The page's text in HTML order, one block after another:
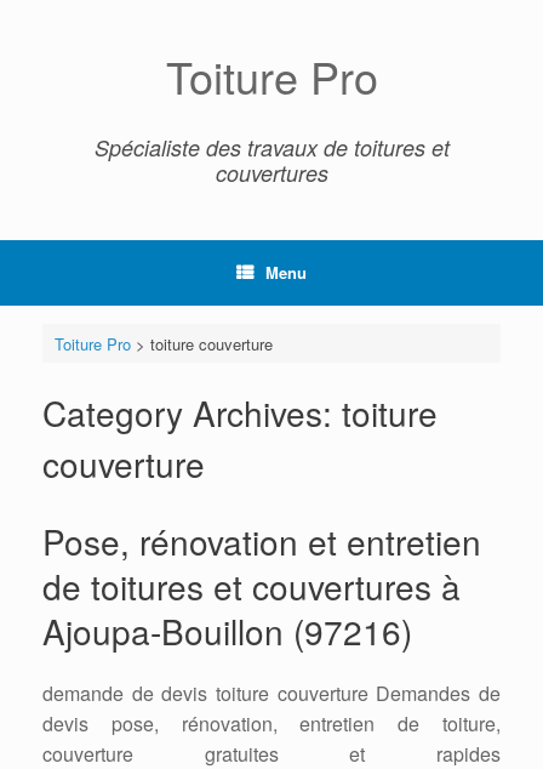
Toiture Pro
Spécialiste des travaux de toitures et
couvertures
Menu
Toiture Pro> toiture couverture
Category Archives: toiture
couverture
Pose, rénovation et entretien
de toitures et couvertures à
Ajoupa-Bouillon (97216)
demande de devis toiture couverture Demandes de
devis pose, rénovation, entretien de toiture,
couverture gratuites et rapides